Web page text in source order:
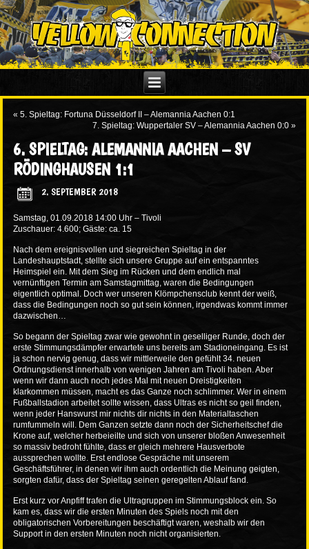
«5. Spieltag: Fortuna Düsseldorf II – Alemannia Aachen 0:1
7. Spieltag: Wuppertaler SV – Alemannia Aachen 0:0»
6. SPIELTAG: ALEMANNIA AACHEN – SV
RÖDINGHAUSEN 1:1
2. SEPTEMBER 2018
Samstag, 01.09.2018 14:00 Uhr – Tivoli
Zuschauer: 4.600; Gäste: ca. 15
Nach dem ereignisvollen und siegreichen Spieltag in der
Landeshauptstadt, stellte sich unsere Gruppe auf ein entspanntes
Heimspiel ein. Mit dem Sieg im Rücken und dem endlich mal
vernünftigen Termin am Samstagmittag, waren die Bedingungen
eigentlich optimal. Doch wer unseren Klömpchensclub kennt der weiß,
dass die Bedingungen noch so gut sein können, irgendwas kommt immer
dazwischen…
So begann der Spieltag zwar wie gewohnt in geselliger Runde, doch der
erste Stimmungsdämpfer erwartete uns bereits am Stadioneingang. Es ist
ja schon nervig genug, dass wir mittlerweile den gefühlt 34. neuen
Ordnungsdienst innerhalb von wenigen Jahren am Tivoli haben. Aber
wenn wir dann auch noch jedes Mal mit neuen Dreistigkeiten
klarkommen müssen, macht es das Ganze noch schlimmer. Wer in einem
Fußballstadion arbeitet sollte wissen, dass Ultras es nicht so geil finden,
wenn jeder Hanswurst mir nichts dir nichts in den Materialtaschen
rumfummeln will. Dem Ganzen setzte dann noch der Sicherheitschef die
Krone auf, welcher herbeieilte und sich von unserer bloßen Anwesenheit
so massiv bedroht fühlte, dass er gleich mehrere Hausverbote
aussprechen wollte. Erst endlose Gespräche mit unserem
Geschäftsführer, in denen wir ihm auch ordentlich die Meinung geigten,
sorgten dafür, dass der Spieltag seinen geregelten Ablauf fand.
Erst kurz vor Anpfiff trafen die Ultragruppen im Stimmungsblock ein. So
kam es, dass wir die ersten Minuten des Spiels noch mit den
obligatorischen Vorbereitungen beschäftigt waren, weshalb wir den
Support in den ersten Minuten noch nicht organisierten.